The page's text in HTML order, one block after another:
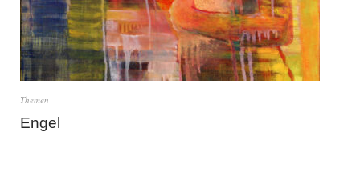
Themen
Engel